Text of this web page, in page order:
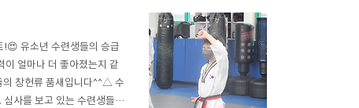
유소년 수련생들의 승급
얼마나 더 좋아졌는지 같
창헌류 품새입니다^^△ 수
사를 보고 있는 수련생들의